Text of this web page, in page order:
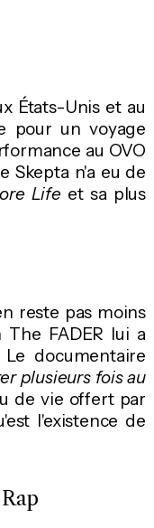
États-Unis et au
pour un voyage
au OVO
Skepta n'a eu de
Life et sa plus
reste pas moins
FADER lui a
documentaire
plusieurs fois au
de vie offert par
l'existence de